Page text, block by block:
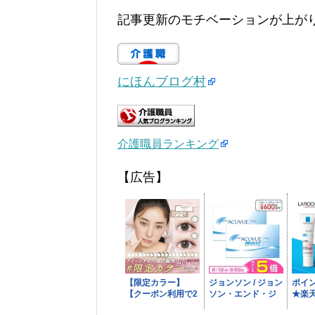
記事更新のモチベーションが上が
にほんブログ村
介護職員ランキング
【広告】